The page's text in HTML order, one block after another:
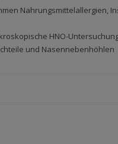
Nahrungsmittelallergien,
HNO-
und Nasennebenhöhlen